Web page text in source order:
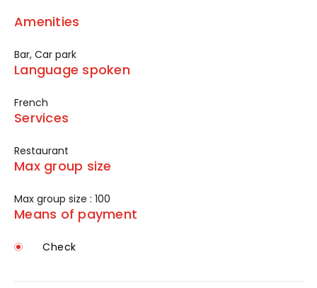
Amenities
Bar, Car park
Language spoken
French
Services
Restaurant
Max group size
Max group size : 100
Means of payment
Check